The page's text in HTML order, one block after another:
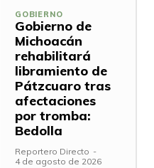
GOBIERNO
Gobierno de
Michoacán
rehabilitará
libramiento de
Pátzcuaro tras
afectaciones
por tromba:
Bedolla
Reportero Directo -
4 de agosto de 2026